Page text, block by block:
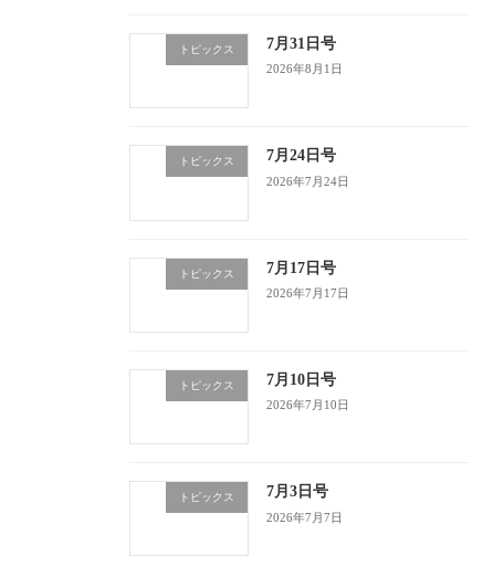
トピックス 7月31日号
2026年8月1日
トピックス 7月24日号
2026年7月24日
トピックス 7月17日号
2026年7月17日
トピックス 7月10日号
2026年7月10日
トピックス 7月3日号
2026年7月7日